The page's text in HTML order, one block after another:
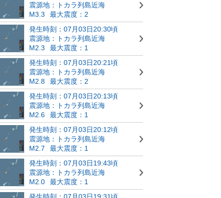
震源地：トカラ列島近海
M3.3
最大震度：2
発生時刻：07月03日20:30頃
震源地：トカラ列島近海
M2.3
最大震度：1
発生時刻：07月03日20:21頃
震源地：トカラ列島近海
M2.8
最大震度：2
発生時刻：07月03日20:13頃
震源地：トカラ列島近海
M2.6
最大震度：1
発生時刻：07月03日20:12頃
震源地：トカラ列島近海
M2.7
最大震度：1
発生時刻：07月03日19:43頃
震源地：トカラ列島近海
M2.0
最大震度：1
発生時刻：07月03日19:31頃